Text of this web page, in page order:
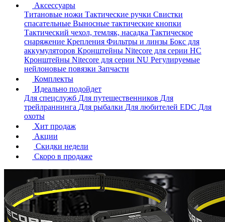
Аксессуары
Титановые ножи Тактические ручки Свистки
спасательные Выносные тактические кнопки
Тактический чехол, темляк, насадка Тактическое
снаряжение Крепления Фильтры и линзы Бокс для
аккумуляторов Кронштейны Nitecore для серии HС
Кронштейны Nitecore для серии NU Регулируемые
нейлоновые повязки Запчасти
Комплекты
Идеально подойдет
Для спецслужб Для путешественников Для
трейлраннинга Для рыбалки Для любителей EDC Для
охоты
Хит продаж
Акции
Скидки недели
Скоро в продаже